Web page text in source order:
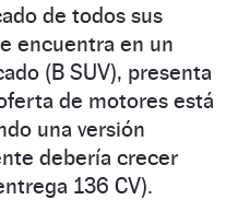
de todos sus
encuentra en un
(B SUV), presenta
de motores está
una versión
debería crecer
136 CV).